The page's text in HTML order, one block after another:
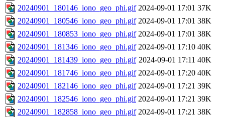
20240901_180146_iono_geo_phi.gif 2024-09-01 17:01 37K
20240901_180546_iono_geo_phi.gif 2024-09-01 17:01 38K
20240901_180853_iono_geo_phi.gif 2024-09-01 17:01 38K
20240901_181346_iono_geo_phi.gif 2024-09-01 17:10 40K
20240901_181439_iono_geo_phi.gif 2024-09-01 17:11 40K
20240901_181746_iono_geo_phi.gif 2024-09-01 17:20 40K
20240901_182146_iono_geo_phi.gif 2024-09-01 17:21 39K
20240901_182546_iono_geo_phi.gif 2024-09-01 17:21 39K
20240901_182858_iono_geo_phi.gif 2024-09-01 17:21 38K